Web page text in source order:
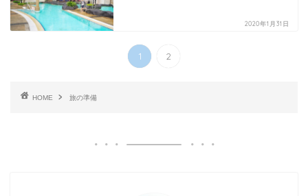
2020年1月31日
1 2
HOME 旅の準備